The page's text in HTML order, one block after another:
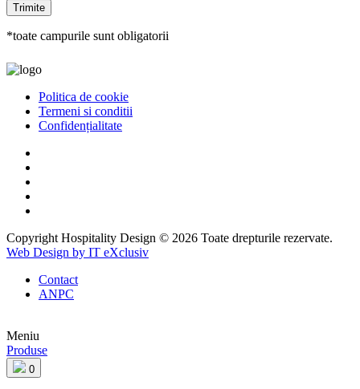
Trimite
*toate campurile sunt obligatorii
Politica de cookie
Termeni si conditii
Confidențialitate
Copyright Hospitality Design © 2026 Toate drepturile rezervate.
Web Design by IT eXclusiv
Contact
ANPC
Meniu
Produse
0